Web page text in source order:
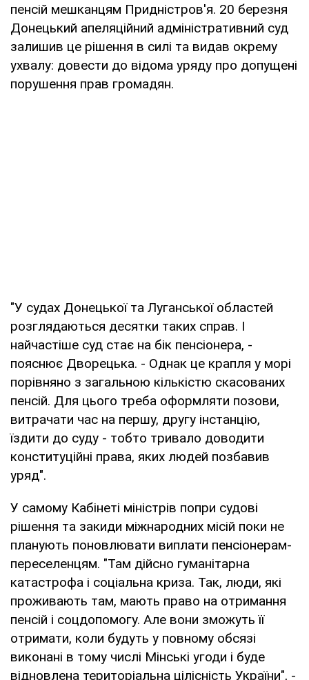
пенсій мешканцям Придністров'я. 20 березня
Донецький апеляційний адміністративний суд
залишив це рішення в силі та видав окрему
ухвалу: довести до відома уряду про допущені
порушення прав громадян.
"У судах Донецької та Луганської областей
розглядаються десятки таких справ. І
найчастіше суд стає на бік пенсіонера, -
пояснює Дворецька. - Однак це крапля у морі
порівняно з загальною кількістю скасованих
пенсій. Для цього треба оформляти позови,
витрачати час на першу, другу інстанцію,
їздити до суду - тобто тривало доводити
конституційні права, яких людей позбавив
уряд".
У самому Кабінеті міністрів попри судові
рішення та закиди міжнародних місій поки не
планують поновлювати виплати пенсіонерам-
переселенцям. "Там дійсно гуманітарна
катастрофа і соціальна криза. Так, люди, які
проживають там, мають право на отримання
пенсій і соцдопомогу. Але вони зможуть її
отримати, коли будуть у повному обсязі
виконані в тому числі Мінські угоди і буде
відновлена територіальна цілісність України", -